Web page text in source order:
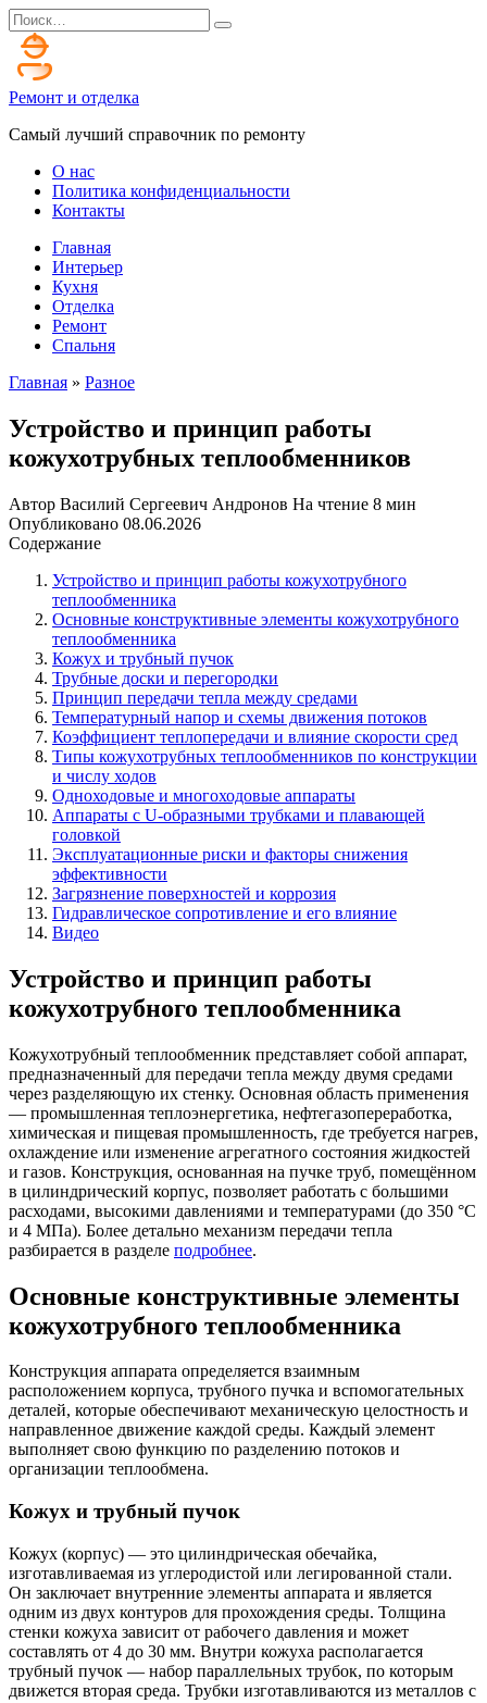
Перейти
к
содержанию
Search
for:
Ремонт и отделка
Самый лучший справочник по ремонту
О нас
Политика конфиденциальности
Контакты
Главная
Интерьер
Кухня
Отделка
Ремонт
Спальня
Главная » Разное
Устройство и принцип работы
кожухотрубных теплообменников
Автор Василий Сергеевич Андронов На чтение 8 мин
Опубликовано 08.06.2026
Содержание
Устройство и принцип работы кожухотрубного
теплообменника
Основные конструктивные элементы кожухотрубного
теплообменника
Кожух и трубный пучок
Трубные доски и перегородки
Принцип передачи тепла между средами
Температурный напор и схемы движения потоков
Коэффициент теплопередачи и влияние скорости сред
Типы кожухотрубных теплообменников по конструкции
и числу ходов
Одноходовые и многоходовые аппараты
Аппараты с U-образными трубками и плавающей
головкой
Эксплуатационные риски и факторы снижения
эффективности
Загрязнение поверхностей и коррозия
Гидравлическое сопротивление и его влияние
Видео
Устройство и принцип работы
кожухотрубного теплообменника
Кожухотрубный теплообменник представляет собой аппарат,
предназначенный для передачи тепла между двумя средами
через разделяющую их стенку. Основная область применения
— промышленная теплоэнергетика, нефтегазопереработка,
химическая и пищевая промышленность, где требуется нагрев,
охлаждение или изменение агрегатного состояния жидкостей
и газов. Конструкция, основанная на пучке труб, помещённом
в цилиндрический корпус, позволяет работать с большими
расходами, высокими давлениями и температурами (до 350 °C
и 4 МПа). Более детально механизм передачи тепла
разбирается в разделе подробнее.
Основные конструктивные элементы
кожухотрубного теплообменника
Конструкция аппарата определяется взаимным
расположением корпуса, трубного пучка и вспомогательных
деталей, которые обеспечивают механическую целостность и
направленное движение каждой среды. Каждый элемент
выполняет свою функцию по разделению потоков и
организации теплообмена.
Кожух и трубный пучок
Кожух (корпус) — это цилиндрическая обечайка,
изготавливаемая из углеродистой или легированной стали.
Он заключает внутренние элементы аппарата и является
одним из двух контуров для прохождения среды. Толщина
стенки кожуха зависит от рабочего давления и может
составлять от 4 до 30 мм. Внутри кожуха располагается
трубный пучок — набор параллельных трубок, по которым
движется вторая среда. Трубки изготавливаются из металлов с